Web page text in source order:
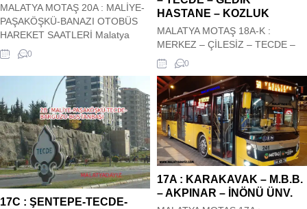
MALATYA MOTAŞ 20A : MALİYE-
PAŞAKÖŞKÜ-BANAZI OTOBÜS
HAREKET SAATLERİ Malatya
Motaş Şehir içi 20A : MALİYE-
PAŞAKÖŞKÜ-BANAZI Otobüs
Kalkış saatleri siz değerli
ziyaretçilerimizin hizmetindedir.
Hareket saatleri güncel olup
sitemiz tarafından güncel olarak
çekilmektedir. 20A : MALİYE-
PAŞAKÖŞKÜ-BANAZI OTOBÜS
HAREKET SAATLERİ
0
HASTANE – KOZLUK
MALATYA MOTAŞ 18A-K :
MERKEZ – ÇİLESİZ – TECDE –
GEDİK HASTANE – KOZLUK
OTOBÜS HAREKET SAATLERİ
Malatya Motaş Şehir içi 18A-K :
MERKEZ – ÇİLESİZ – TECDE –
GEDİK HASTANE – KOZLUK
Otobüs Kalkış saatleri siz değerli
ziyaretçilerimizin hizmetindedir.
Hareket saatleri güncel olup
sitemiz tarafından güncel olarak
çekilmektedir. ...
0
17C : ŞENTEPE-TECDE-
17A : KARAKAVAK – M.B.B.
– AKPINAR – İNÖNÜ ÜNV.